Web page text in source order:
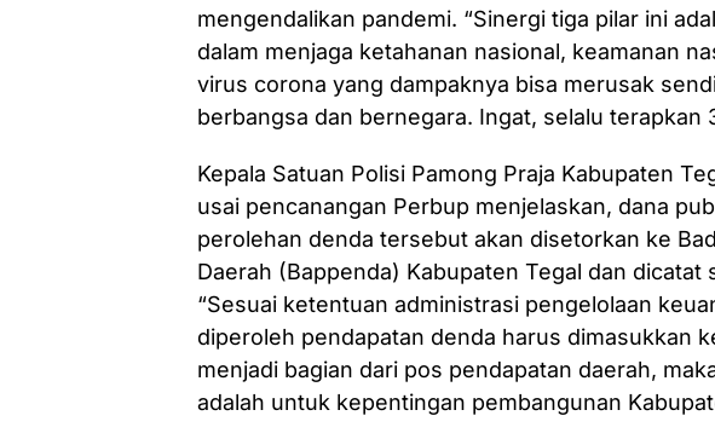
mengendalikan pandemi. “Sinergi tiga pilar ini
dalam menjaga ketahanan nasional, keamanan
virus corona yang dampaknya bisa merusak
berbangsa dan bernegara. Ingat, selalu terapkan
Kepala Satuan Polisi Pamong Praja Kabupaten
usai pencanangan Perbup menjelaskan, dana
perolehan denda tersebut akan disetorkan ke
Daerah (Bappenda) Kabupaten Tegal dan dicatat
“Sesuai ketentuan administrasi pengelolaan
diperoleh pendapatan denda harus dimasukkan
menjadi bagian dari pos pendapatan daerah,
adalah untuk kepentingan pembangunan